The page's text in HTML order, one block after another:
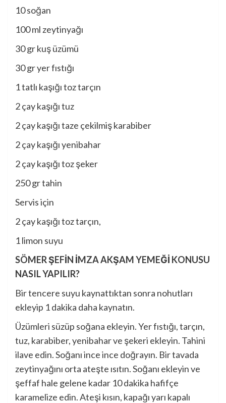
10 soğan
100 ml zeytinyağı
30 gr kuş üzümü
30 gr yer fıstığı
1 tatlı kaşığı toz tarçın
2 çay kaşığı tuz
2 çay kaşığı taze çekilmiş karabiber
2 çay kaşığı yenibahar
2 çay kaşığı toz şeker
250 gr tahin
Servis için
2 çay kaşığı toz tarçın,
1 limon suyu
SÖMER ŞEFİN İMZA AKŞAM YEMEĞİ KONUSU
NASIL YAPILIR?
Bir tencere suyu kaynattıktan sonra nohutları
ekleyip 1 dakika daha kaynatın.
Üzümleri süzüp soğana ekleyin. Yer fıstığı, tarçın,
tuz, karabiber, yenibahar ve şekeri ekleyin. Tahini
ilave edin. Soğanı ince ince doğrayın. Bir tavada
zeytinyağını orta ateşte ısıtın. Soğanı ekleyin ve
şeffaf hale gelene kadar 10 dakika hafifçe
karamelize edin. Ateşi kısın, kapağı yarı kapalı